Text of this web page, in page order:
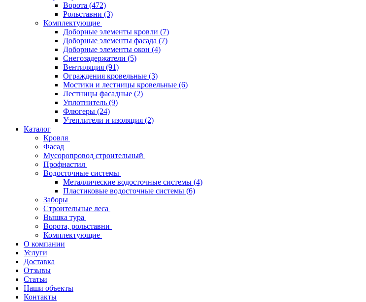
Ворота (472)
Рольставни (3)
Комплектующие
Доборные элементы кровли (7)
Доборные элементы фасада (7)
Доборные элементы окон (4)
Снегозадержатели (5)
Вентиляция (91)
Ограждения кровельные (3)
Мостики и лестницы кровельные (6)
Лестницы фасадные (2)
Уплотнитель (9)
Флюгеры (24)
Утеплители и изоляция (2)
Каталог
Кровля
Фасад
Мусоропровод строительный
Профнастил
Водосточные системы
Металлические водосточные системы (4)
Пластиковые водосточные системы (6)
Заборы
Строительные леса
Вышка тура
Ворота, рольставни
Комплектующие
О компании
Услуги
Доставка
Отзывы
Статьи
Наши объекты
Контакты